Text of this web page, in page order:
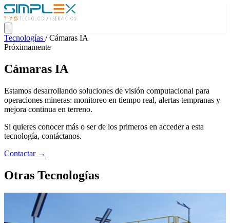
Tecnologías / Cámaras IA
Próximamente
Cámaras IA
Estamos desarrollando soluciones de visión computacional para
operaciones mineras: monitoreo en tiempo real, alertas tempranas y
mejora continua en terreno.
Si quieres conocer más o ser de los primeros en acceder a esta
tecnología, contáctanos.
Contactar →
Otras Tecnologías